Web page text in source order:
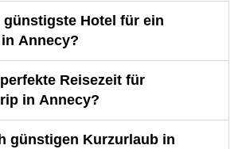
günstigste Hotel für ein
Annecy?
Reisezeit für
in Annecy?
günstigen Kurzurlaub in